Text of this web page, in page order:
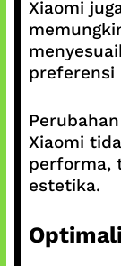
Xiaomi
preferensi
Xiaomi
performa,
estetika.